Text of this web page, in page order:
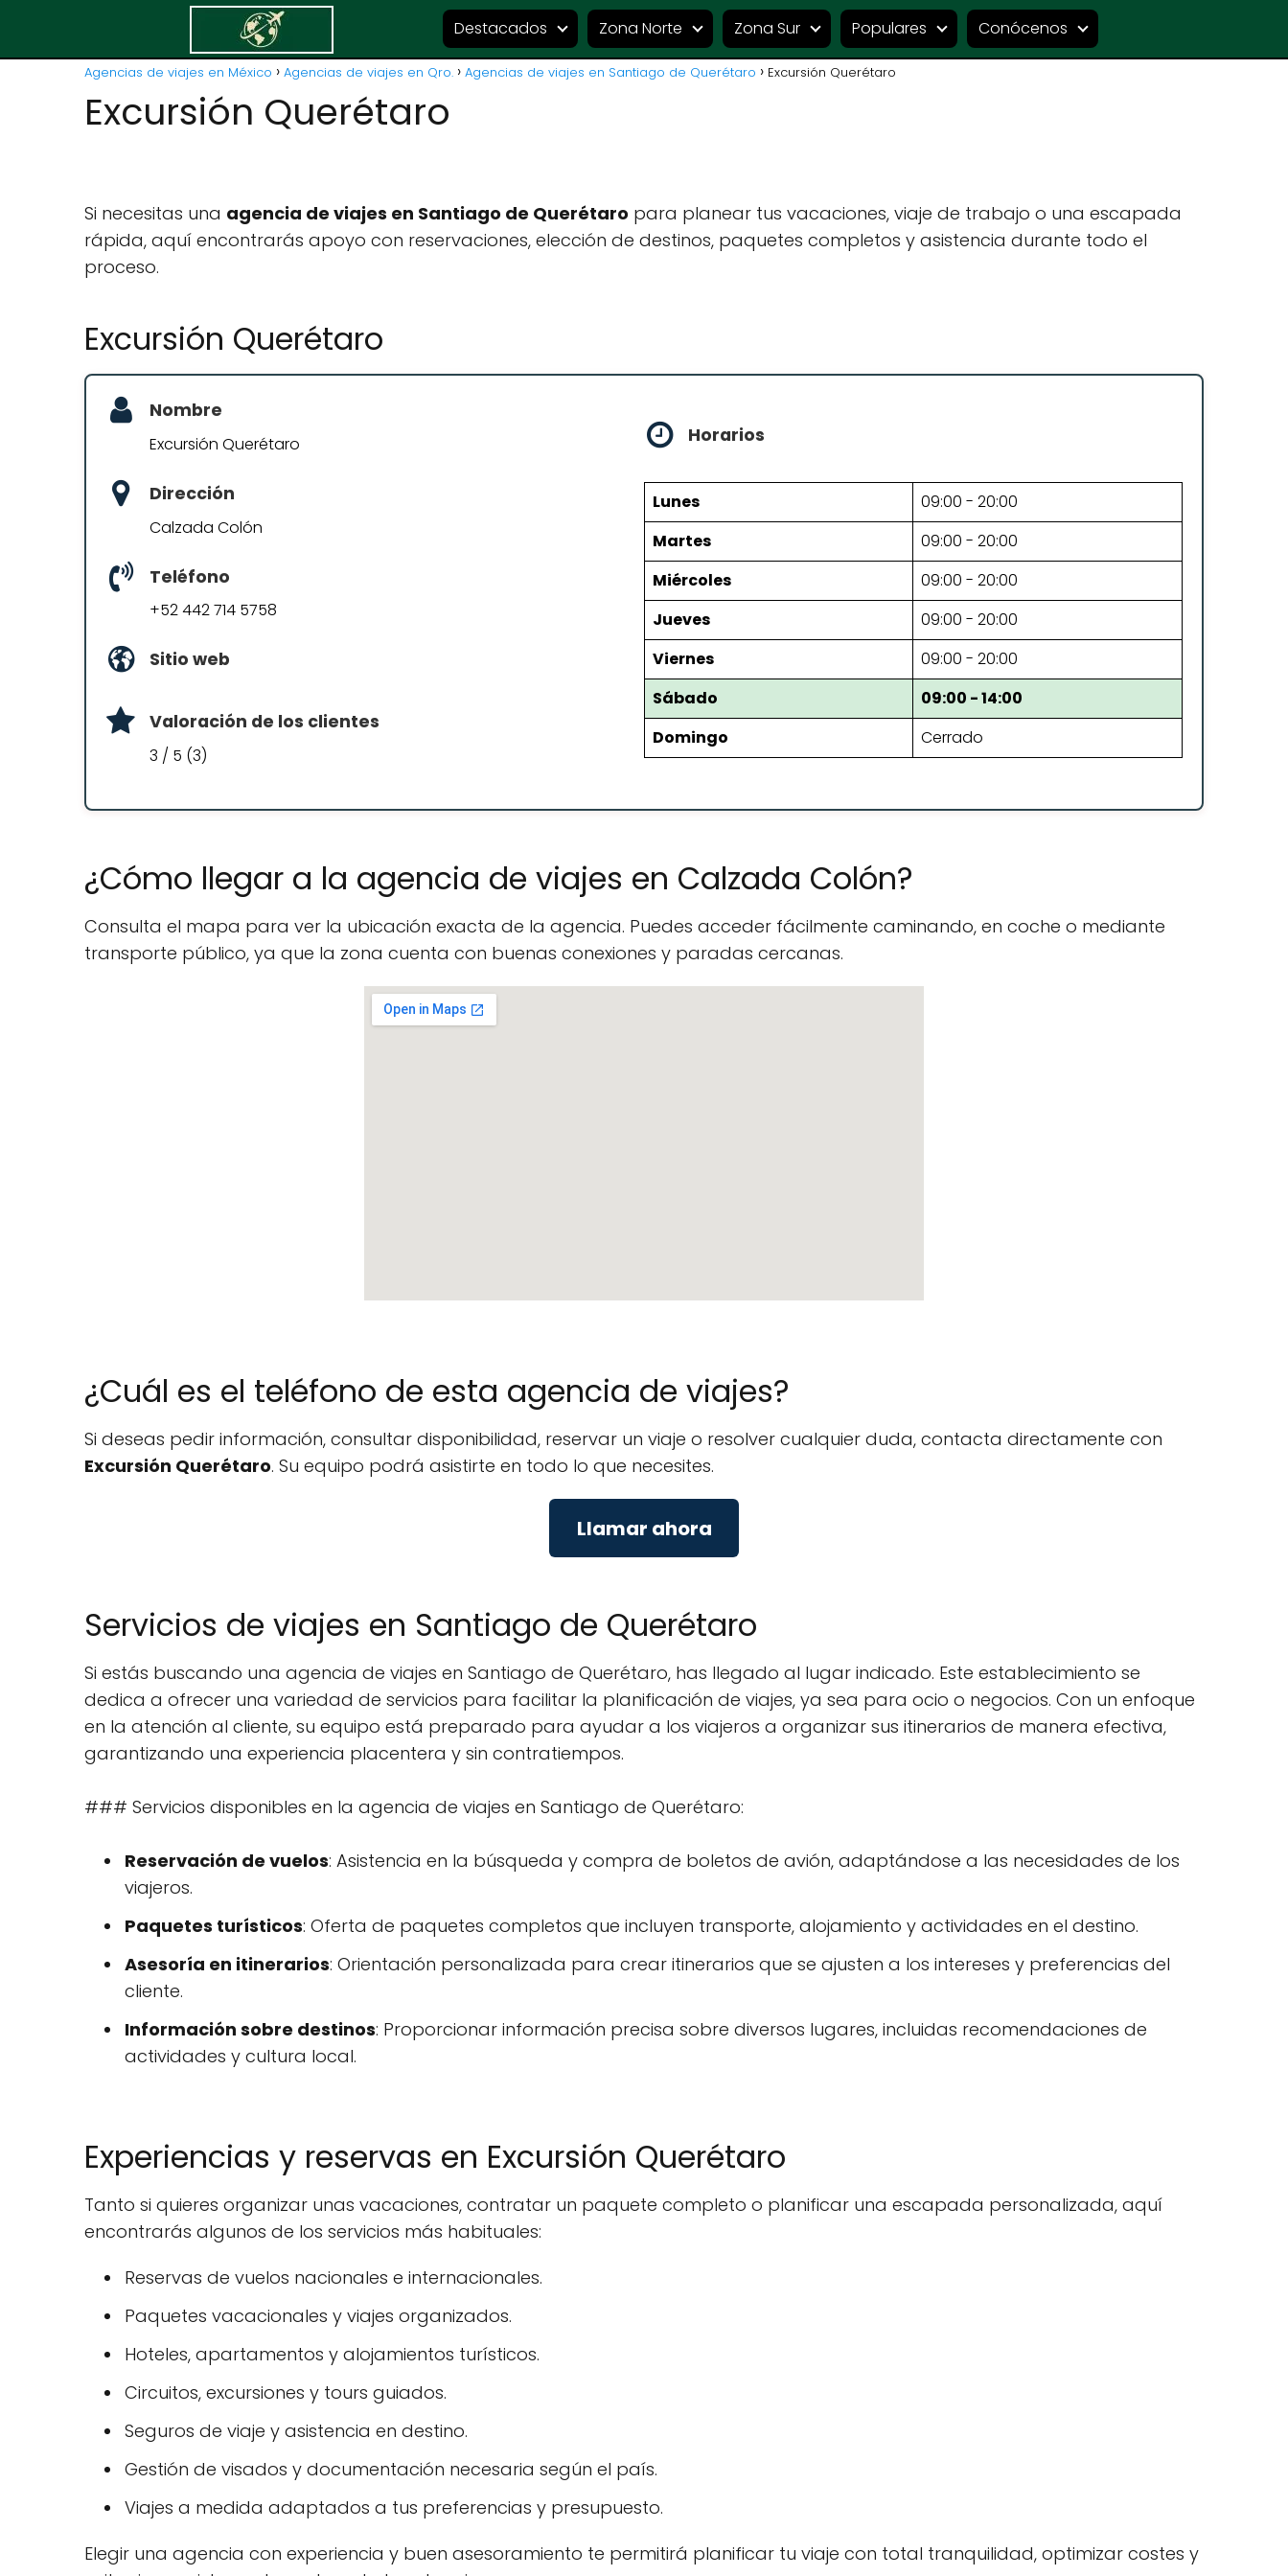
Destacados Zona Norte Zona Sur Populares Conócenos
Agencias de viajes en México Agencias de viajes en Qro. Agencias de viajes en Santiago de Querétaro Excursión Querétaro
Excursión Querétaro
Si necesitas una agencia de viajes en Santiago de Querétaro para planear tus vacaciones, viaje de trabajo o una escapada
rápida, aquí encontrarás apoyo con reservaciones, elección de destinos, paquetes completos y asistencia durante todo el
proceso.
Excursión Querétaro
Nombre
Excursión Querétaro
Dirección
Calzada Colón
Teléfono
+52 442 714 5758
Sitio web
Valoración de los clientes
3 / 5 (3)
Horarios
Lunes
09:00 - 20:00
Martes
09:00 - 20:00
Miércoles
09:00 - 20:00
Jueves
09:00 - 20:00
Viernes
09:00 - 20:00
Sábado
09:00 - 14:00
Domingo
Cerrado
¿Cómo llegar a la agencia de viajes en Calzada Colón?
Consulta el mapa para ver la ubicación exacta de la agencia. Puedes acceder fácilmente caminando, en coche o mediante
transporte público, ya que la zona cuenta con buenas conexiones y paradas cercanas.
¿Cuál es el teléfono de esta agencia de viajes?
Si deseas pedir información, consultar disponibilidad, reservar un viaje o resolver cualquier duda, contacta directamente con
Excursión Querétaro. Su equipo podrá asistirte en todo lo que necesites.
Llamar ahora
Servicios de viajes en Santiago de Querétaro
Si estás buscando una agencia de viajes en Santiago de Querétaro, has llegado al lugar indicado. Este establecimiento se
dedica a ofrecer una variedad de servicios para facilitar la planificación de viajes, ya sea para ocio o negocios. Con un enfoque
en la atención al cliente, su equipo está preparado para ayudar a los viajeros a organizar sus itinerarios de manera efectiva,
garantizando una experiencia placentera y sin contratiempos.
### Servicios disponibles en la agencia de viajes en Santiago de Querétaro:
Reservación de vuelos: Asistencia en la búsqueda y compra de boletos de avión, adaptándose a las necesidades de los
viajeros.
Paquetes turísticos: Oferta de paquetes completos que incluyen transporte, alojamiento y actividades en el destino.
Asesoría en itinerarios: Orientación personalizada para crear itinerarios que se ajusten a los intereses y preferencias del
cliente.
Información sobre destinos: Proporcionar información precisa sobre diversos lugares, incluidas recomendaciones de
actividades y cultura local.
Experiencias y reservas en Excursión Querétaro
Tanto si quieres organizar unas vacaciones, contratar un paquete completo o planificar una escapada personalizada, aquí
encontrarás algunos de los servicios más habituales:
Reservas de vuelos nacionales e internacionales.
Paquetes vacacionales y viajes organizados.
Hoteles, apartamentos y alojamientos turísticos.
Circuitos, excursiones y tours guiados.
Seguros de viaje y asistencia en destino.
Gestión de visados y documentación necesaria según el país.
Viajes a medida adaptados a tus preferencias y presupuesto.
Elegir una agencia con experiencia y buen asesoramiento te permitirá planificar tu viaje con total tranquilidad, optimizar costes y